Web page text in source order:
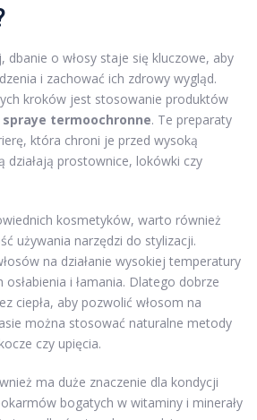
dbanie o włosy staje się kluczowe, aby
i zachować ich zdrowy wygląd.
kroków jest stosowanie produktów
spraye termoochronne. Te preparaty
która chroni je przed wysoką
prostownice, lokówki czy
kosmetyków, warto również
używania narzędzi do stylizacji.
na działanie wysokiej temperatury
i łamania. Dlatego dobrze
ciepła, aby pozwolić włosom na
można stosować naturalne metody
czy upięcia.
ma duże znaczenie dla kondycji
bogatych w witaminy i minerały